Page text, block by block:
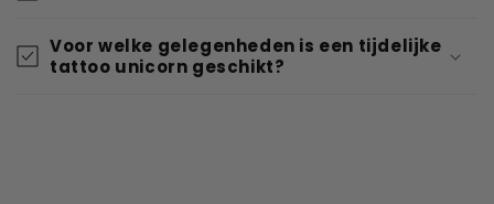
Voor welke gelegenheden is een tijdelijke
tattoo unicorn geschikt?